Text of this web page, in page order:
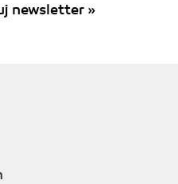
newsletter »